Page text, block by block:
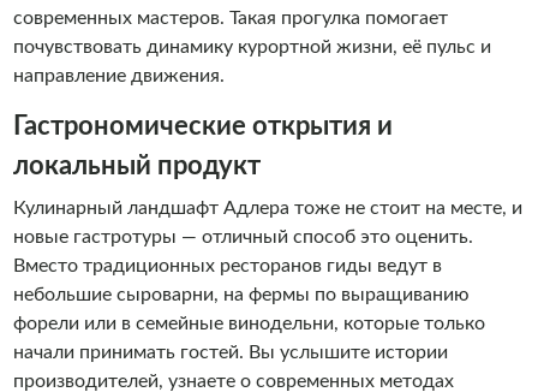
современных мастеров. Такая прогулка помогает
почувствовать динамику курортной жизни, её пульс и
направление движения.
Гастрономические открытия и
локальный продукт
Кулинарный ландшафт Адлера тоже не стоит на месте, и
новые гастротуры — отличный способ это оценить.
Вместо традиционных ресторанов гиды ведут в
небольшие сыроварни, на фермы по выращиванию
форели или в семейные винодельни, которые только
начали принимать гостей. Вы услышите истории
производителей, узнаете о современных методах